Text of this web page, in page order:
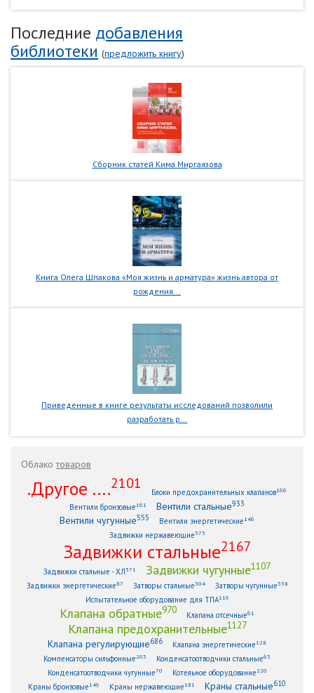
Последние добавления
библиотеки (предложить книгу)
Сборник статей Кима Миргаязова
Книга Олега Шпакова «Моя жизнь и арматура» жизнь автора от
рождения...
Приведенные в книге результаты исследований позволили
разработать р...
Облакотоваров
.Другое ....2101
Блоки предохранительных клапанов166
Вентили бронзовые161 Вентили стальные933
Вентили чугунные555 Вентили энергетические146
Задвижки нержавеющие373
Задвижки стальные2167
Задвижки стальные - ХЛ371 Задвижки чугунные1107
Задвижки энергетические87 Затворы стальные304 Затворы чугунные338
Испытательное оборудование для ТПА119
Клапана обратные970 Клапана отсечные61
Клапана предохранительные1127
Клапана регулирующие686 Клапана энергетические128
Компенсаторы сильфонные 203 Конденсатоотводчики стальные63
Конденсатоотводчики чугунные70 Котельное оборудование 220
Краны бронзовые149 Краны нержавеющие181 Краны стальные610